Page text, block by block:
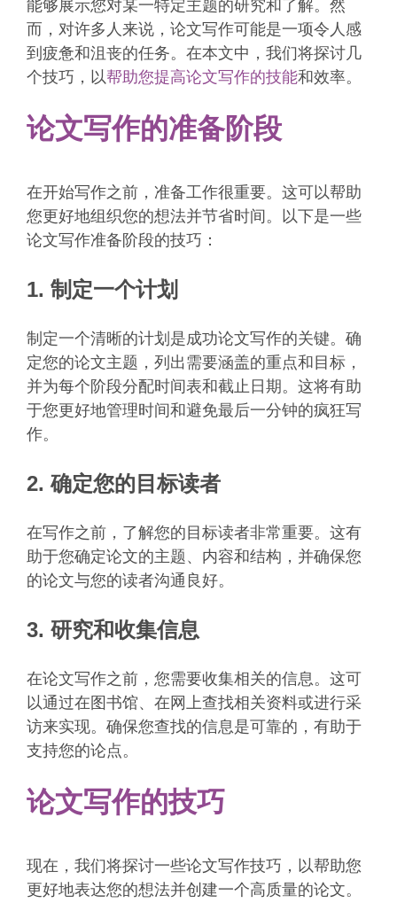
能够展示您对某一特定主题的研究和了解。然
而，对许多人来说，论文写作可能是一项令人感
到疲惫和沮丧的任务。在本文中，我们将探讨几
个技巧，以帮助您提高论文写作的技能和效率。
论文写作的准备阶段
在开始写作之前，准备工作很重要。这可以帮助
您更好地组织您的想法并节省时间。以下是一些
论文写作准备阶段的技巧：
1. 制定一个计划
制定一个清晰的计划是成功论文写作的关键。确
定您的论文主题，列出需要涵盖的重点和目标，
并为每个阶段分配时间表和截止日期。这将有助
于您更好地管理时间和避免最后一分钟的疯狂写
作。
2. 确定您的目标读者
在写作之前，了解您的目标读者非常重要。这有
助于您确定论文的主题、内容和结构，并确保您
的论文与您的读者沟通良好。
3. 研究和收集信息
在论文写作之前，您需要收集相关的信息。这可
以通过在图书馆、在网上查找相关资料或进行采
访来实现。确保您查找的信息是可靠的，有助于
支持您的论点。
论文写作的技巧
现在，我们将探讨一些论文写作技巧，以帮助您
更好地表达您的想法并创建一个高质量的论文。